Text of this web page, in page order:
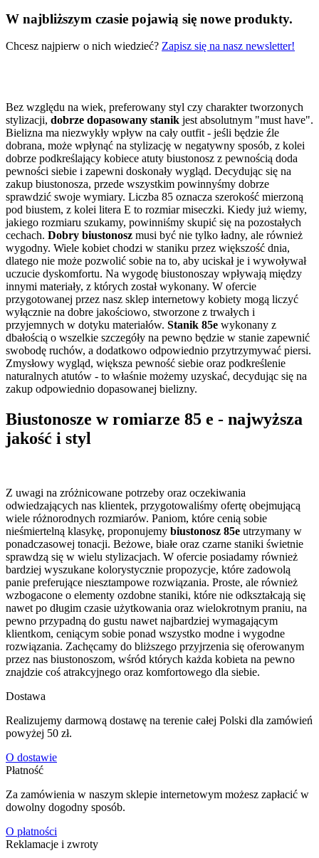
W najbliższym czasie pojawią się nowe produkty.
Chcesz najpierw o nich wiedzieć? Zapisz się na nasz newsletter!
Bez względu na wiek, preferowany styl czy charakter tworzonych
stylizacji, dobrze dopasowany stanik jest absolutnym "must have".
Bielizna ma niezwykły wpływ na cały outfit - jeśli będzie źle
dobrana, może wpłynąć na stylizację w negatywny sposób, z kolei
dobrze podkreślający kobiece atuty biustonosz z pewnością doda
pewności siebie i zapewni doskonały wygląd. Decydując się na
zakup biustonosza, przede wszystkim powinnyśmy dobrze
sprawdzić swoje wymiary. Liczba 85 oznacza szerokość mierzoną
pod biustem, z kolei litera E to rozmiar miseczki. Kiedy już wiemy,
jakiego rozmiaru szukamy, powinniśmy skupić się na pozostałych
cechach. Dobry biustonosz musi być nie tylko ładny, ale również
wygodny. Wiele kobiet chodzi w staniku przez większość dnia,
dlatego nie może pozwolić sobie na to, aby uciskał je i wywoływał
uczucie dyskomfortu. Na wygodę biustonoszay wpływają między
innymi materiały, z których został wykonany. W ofercie
przygotowanej przez nasz sklep internetowy kobiety mogą liczyć
wyłącznie na dobre jakościowo, stworzone z trwałych i
przyjemnych w dotyku materiałów. Stanik 85e wykonany z
dbałością o wszelkie szczegóły na pewno będzie w stanie zapewnić
swobodę ruchów, a dodatkowo odpowiednio przytrzymywać piersi.
Zmysłowy wygląd, większa pewność siebie oraz podkreślenie
naturalnych atutów - to właśnie możemy uzyskać, decydując się na
zakup odpowiednio dopasowanej bielizny.
Biustonosze w romiarze 85 e - najwyższa
jakość i styl
Z uwagi na zróżnicowane potrzeby oraz oczekiwania
odwiedzających nas klientek, przygotowaliśmy ofertę obejmującą
wiele różnorodnych rozmiarów. Paniom, które cenią sobie
nieśmiertelną klasykę, proponujemy biustonosz 85e utrzymany w
ponadczasowej tonacji. Beżowe, białe oraz czarne staniki świetnie
sprawdzą się w wielu stylizacjach. W ofercie posiadamy również
bardziej wyszukane kolorystycznie propozycje, które zadowolą
panie preferujące niesztampowe rozwiązania. Proste, ale również
wzbogacone o elementy ozdobne staniki, które nie odkształcają się
nawet po długim czasie użytkowania oraz wielokrotnym praniu, na
pewno przypadną do gustu nawet najbardziej wymagającym
klientkom, ceniącym sobie ponad wszystko modne i wygodne
rozwiązania. Zachęcamy do bliższego przyjrzenia się oferowanym
przez nas biustonoszom, wśród których każda kobieta na pewno
znajdzie coś atrakcyjnego oraz komfortowego dla siebie.
Dostawa
Realizujemy darmową dostawę na terenie całej Polski dla zamówień
powyżej 50 zł.
O dostawie
Płatność
Za zamówienia w naszym sklepie internetowym możesz zapłacić w
dowolny dogodny sposób.
O płatności
Reklamacje i zwroty